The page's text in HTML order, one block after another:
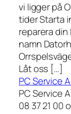
vi ligger på
tider Starta
reparera din
namn
Låt oss […]
PC Service
PC Service
08 37 21 00